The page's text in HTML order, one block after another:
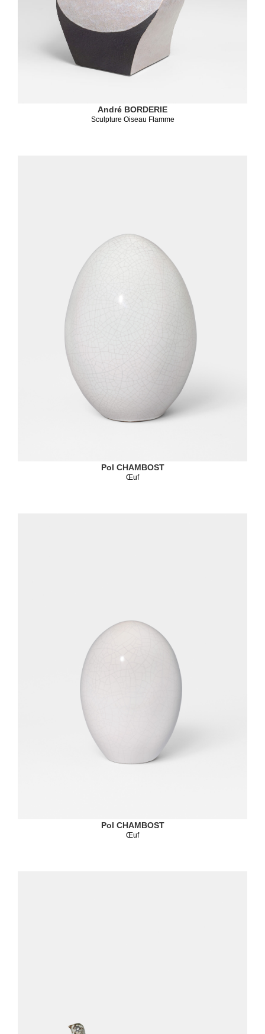
André BORDERIE
Sculpture Oiseau Flamme
Pol CHAMBOST
Œuf
Pol CHAMBOST
Œuf